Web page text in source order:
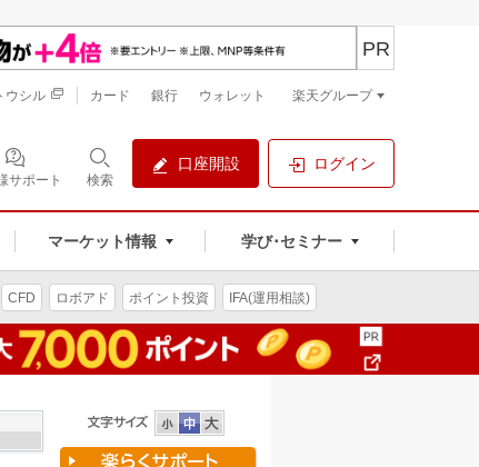
サポート 検索
口座開設 ログイン
マーケット情報 学び･セミナー
PR
ウシル カード 銀行 ウォレット 楽天グループ
CFD ロボアド ポイント投資 IFA(運用相談)